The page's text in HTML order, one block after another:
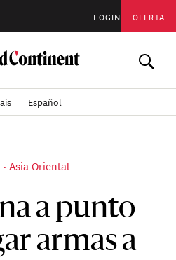
LOGIN OFERTA
Español
Asia Oriental
a punto
armas a